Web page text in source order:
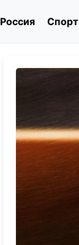
Россия Спорт